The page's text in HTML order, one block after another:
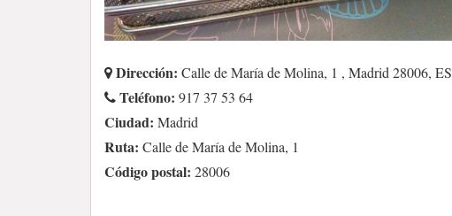
Dirección: Calle de María de Molina, 1 , Madrid 28006, ES
Teléfono: 917 37 53 64
Ciudad: Madrid
Ruta: Calle de María de Molina, 1
Código postal: 28006